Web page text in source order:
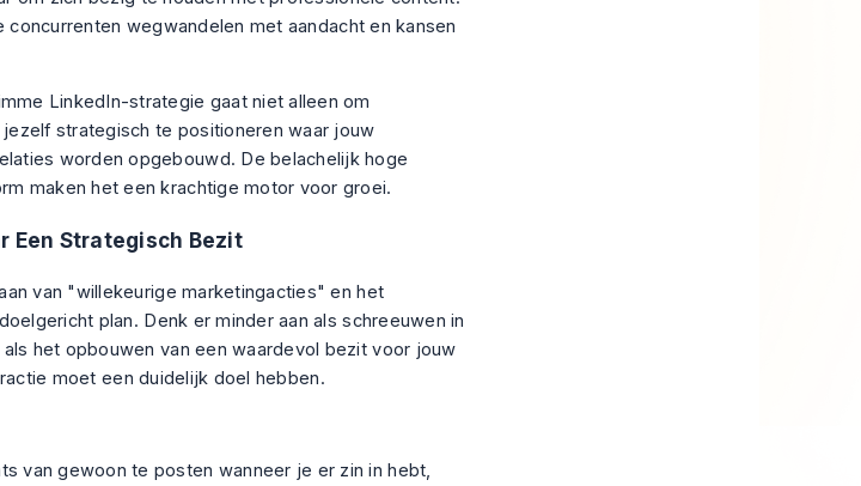
wegwandelen met aandacht en kansen
LinkedIn-strategie gaat niet alleen om
strategisch te positioneren waar jouw
worden opgebouwd. De belachelijk hoge
maken het een krachtige motor voor groei.
Een Strategisch Bezit
van "willekeurige marketingacties" en het
plan. Denk er minder aan als schreeuwen in
het opbouwen van een waardevol bezit voor jouw
moet een duidelijk doel hebben.
van gewoon te posten wanneer je er zin in hebt,